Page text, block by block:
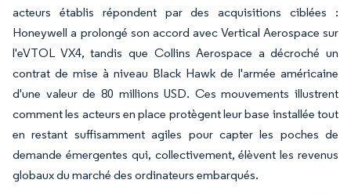
acteurs établis répondent par des acquisitions ciblées :
Honeywell a prolongé son accord avec Vertical Aerospace sur
l'eVTOL VX4, tandis que Collins Aerospace a décroché un
contrat de mise à niveau Black Hawk de l'armée américaine
d'une valeur de 80 millions USD. Ces mouvements illustrent
comment les acteurs en place protègent leur base installée tout
en restant suffisamment agiles pour capter les poches de
demande émergentes qui, collectivement, élèvent les revenus
globaux du marché des ordinateurs embarqués.